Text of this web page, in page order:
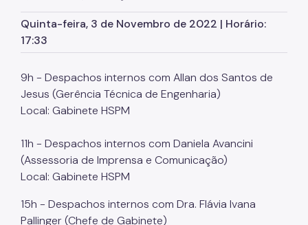
Marcação de Consultas
Internação e Alta
Clínicas
Comitê de Ética em Pesquisa
Enfermagem
Atendimento Urgência
Pronto-Socorro Adulto
Quinta-feira, 3 de Novembro de 2022 | Horário:
17:33
9h - Despachos internos com Allan dos Santos de
Jesus (Gerência Técnica de Engenharia)
Local: Gabinete HSPM
11h - Despachos internos com Daniela Avancini
(Assessoria de Imprensa e Comunicação)
Local: Gabinete HSPM
15h - Despachos internos com Dra. Flávia Ivana
Pallinger (Chefe de Gabinete)